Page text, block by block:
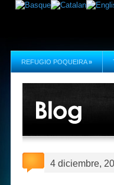
REFUGIO POQUEIRA »
4 diciembre,